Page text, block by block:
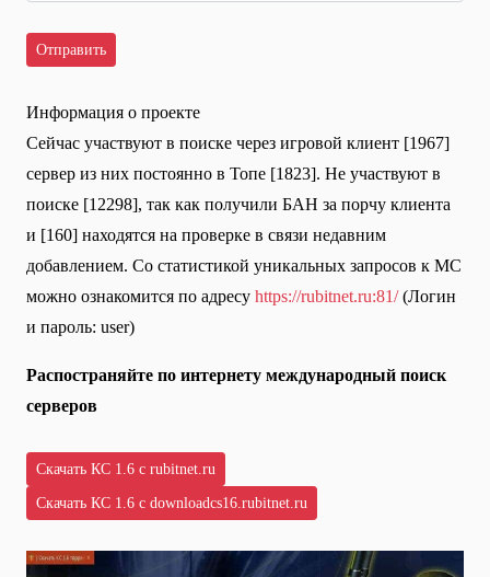
Информация о проекте
Сейчас участвуют в поиске через игровой клиент [1967]
сервер из них постоянно в Топе [1823]. Не участвуют в
поиске [12298], так как получили БАН за порчу клиента
и [160] находятся на проверке в связи недавним
добавлением. Со статистикой уникальных запросов к МС
можно ознакомится по адресу https://rubitnet.ru:81/(Логин
и пароль: user)
Распостраняйте по интернету международный поиск
серверов
Скачать КС 1.6 с rubitnet.ru
Скачать КС 1.6 с downloadcs16.rubitnet.ru